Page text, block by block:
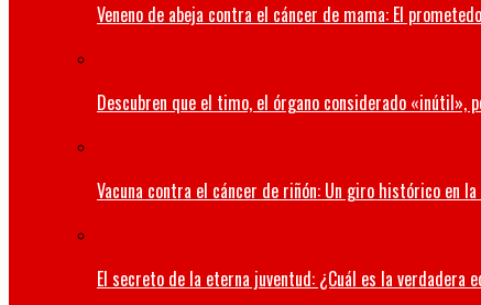
Veneno de abeja contra el cáncer de mama: El
Descubren que el timo, el órgano considerado «inútil»,
Vacuna contra el cáncer de riñón: Un giro histórico en
El secreto de la eterna juventud: ¿Cuál es la verdadera